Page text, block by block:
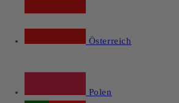
Österreich
Polen